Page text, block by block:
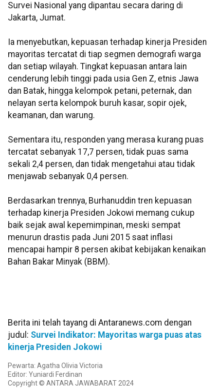
Survei Nasional yang dipantau secara daring di
Jakarta, Jumat.
Ia menyebutkan, kepuasan terhadap kinerja Presiden
mayoritas tercatat di tiap segmen demografi warga
dan setiap wilayah. Tingkat kepuasan antara lain
cenderung lebih tinggi pada usia Gen Z, etnis Jawa
dan Batak, hingga kelompok petani, peternak, dan
nelayan serta kelompok buruh kasar, sopir ojek,
keamanan, dan warung.
Sementara itu, responden yang merasa kurang puas
tercatat sebanyak 17,7 persen, tidak puas sama
sekali 2,4 persen, dan tidak mengetahui atau tidak
menjawab sebanyak 0,4 persen.
Berdasarkan trennya, Burhanuddin tren kepuasan
terhadap kinerja Presiden Jokowi memang cukup
baik sejak awal kepemimpinan, meski sempat
menurun drastis pada Juni 2015 saat inflasi
mencapai hampir 8 persen akibat kebijakan kenaikan
Bahan Bakar Minyak (BBM).
Berita ini telah tayang di Antaranews.com dengan
judul: Survei Indikator: Mayoritas warga puas atas
kinerja Presiden Jokowi
Pewarta: Agatha Olivia Victoria
Editor: Yuniardi Ferdinan
Copyright © ANTARA JAWABARAT 2024